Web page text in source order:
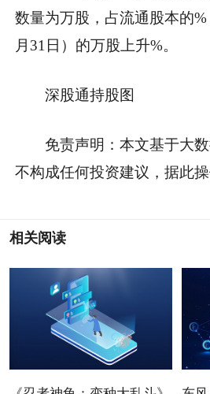
数量为万股，占流通股本的
月31日）的万股上升%。
深股通持股图
免责声明：本文基于大
不构成任何投资建议，据此操
相关阅读